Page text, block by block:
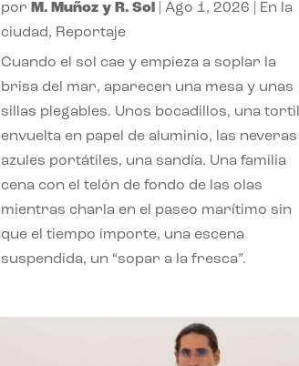
por M. Muñoz y R. Sol Ago 1, 2026
En la
ciudad, Reportaje
Cuando el sol cae y empieza a soplar la
brisa del mar, aparecen una mesa y unas
sillas plegables. Unos bocadillos, una
envuelta en papel de aluminio, las neveras
azules portátiles, una sandía. Una familia
cena con el telón de fondo de las olas
mientras charla en el paseo marítimo sin
que el tiempo importe, una escena
suspendida, un “sopar a la fresca”.